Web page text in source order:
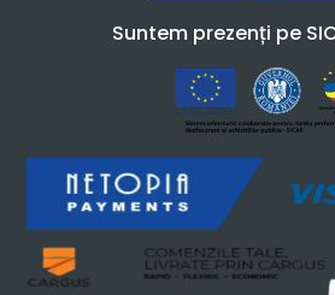
Suntem prezenți pe